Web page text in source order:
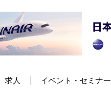
求人 イベント・セミナー